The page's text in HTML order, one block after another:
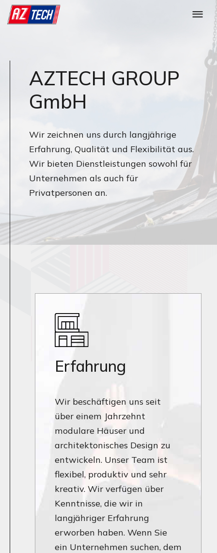
AZTECH GROUP
GmbH
Wir zeichnen uns durch langjährige
Erfahrung, Qualität und Flexibilität aus.
Wir bieten Dienstleistungen sowohl für
Unternehmen als auch für
Privatpersonen an.
Erfahrung
Wir beschäftigen uns seit
über einem Jahrzehnt
modulare Häuser und
architektonisches Design zu
entwickeln. Unser Team ist
flexibel, produktiv und sehr
kreativ. Wir verfügen über
Kenntnisse, die wir in
langjähriger Erfahrung
erworben haben. Wenn Sie
ein Unternehmen suchen, dem